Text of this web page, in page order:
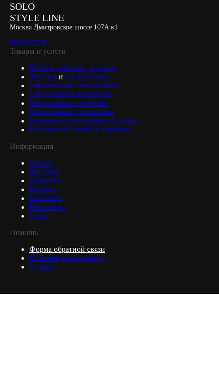
SOLO
STYLE LINE
Москва Дмитровское шоссе 107А к1
84951977330
Товары и услуги
Шторы, карнизы, жалюзи
Люстры и Светильники
Управляемые светильники
Светильники настенные
Светильники точечные
Светильники для ванной
Трековые и магнитные системы
Настольные лампы и торшеры
Информация
Оплата
Доставка
Гарантия
Возврат
Контакты
Реквизиты
О нас
Помощь
Форма обратной связи
Полезная информация
Отзывы